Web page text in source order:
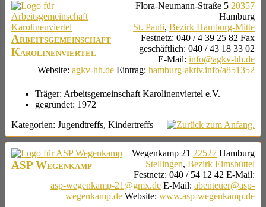
Arbeitsgemeinschaft
Karolinenviertel
Flora-Neumann-Straße 5 20357
Hamburg
St. Pauli, Bezirk Hamburg-Mitte
Festnetz: 040 / 4 39 25 82 Fax
geschäftlich: 040 / 43 18 33 02
E-Mail: info@agkv-hh.de
Website: agkv-hh.de Eintrag: hamburg-aktiv.info/a851352
Träger: Arbeitsgemeinschaft Karolinenviertel e.V.
gegründet: 1972
Kategorien: Jugendtreffs, Kindertreffs
ASP Wegenkamp
Wegenkamp 21 22527 Hamburg
Stellingen, Bezirk Eimsbüttel
Festnetz: 040 / 54 12 42 E-Mail:
asp-wegenkamp-21@gmx.de E-Mail: abenteuer@asp-
wegenkamp.de Website: www.asp-wegenkamp.de